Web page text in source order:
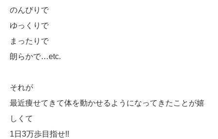
のんびりで
ゆっくりで
まったりで
朗らかで…etc.
それが
最近痩せてきて体を動かせるようになってきたことが嬉
しくて
1日3万歩目指せ!!